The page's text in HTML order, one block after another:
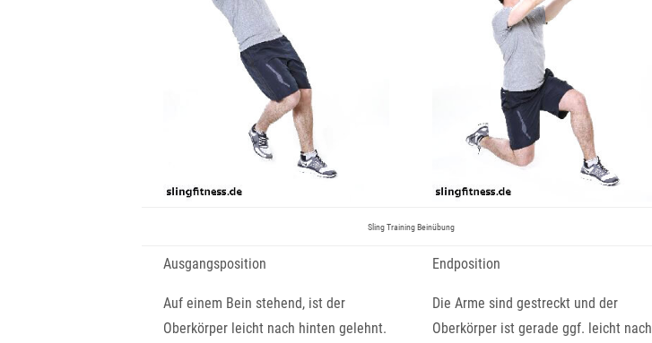
Sling Training Beinübung
Ausgangsposition
Auf einem Bein stehend, ist der
Oberkörper leicht nach hinten gelehnt.
Endposition
Die Arme sind gestreckt und der
Oberkörper ist gerade ggf. leicht nach